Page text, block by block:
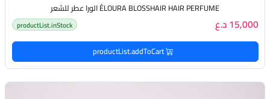
ÉLOURA BLOSSHAIR HAIR PERFUME الورا عطر للشعر
15,000 د.ع productList.inStock
productList.addToCart